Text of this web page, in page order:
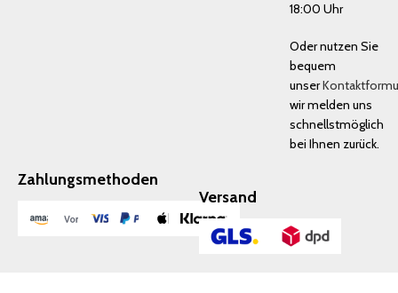
18:00 Uhr
Oder nutzen Sie
bequem
unser
wir melden uns
schnellstmöglich
bei Ihnen zurück.
Zahlungsmethoden
Versand